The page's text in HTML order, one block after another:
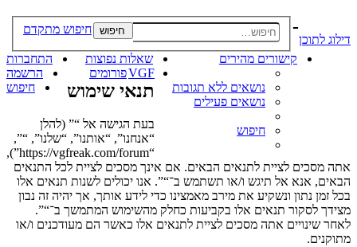
דילוג לתוכן
חיפוש חיפוש מתקדם
קישורים מהירים
נושאים ללא תגובות
נושאים פעילים
חיפוש
שאלות נפוצות
התחברות
הרשמה
VGFפורומים
חיפוש
-
תנאי שימוש
בעת הגישה אל “” (להלן
“אנחנו”, “אותנו”, “שלנו”, “”,
“https://vgfreak.com/forum”),
אתה מסכים לציית לתנאים הבאים. אם אינך מסכים לציית לכל התנאים
הבאים, אנא אל תיגש ו/או תשתמש ב־“”. אנו יכולים לשנות תנאים אלו
בכל זמן נתון ונשקיע את מירב מאמצינו כדי לידע אותך, אך יהיה זה נבון
מצידך לסקור תנאים אלו בקביעות כחלק מהשימוש המתמשך ב־“”.
לאחר שינויים אתה מסכים לציית לתנאים אלו כאשר הם מעודכנים ו/או
מתוקנים.